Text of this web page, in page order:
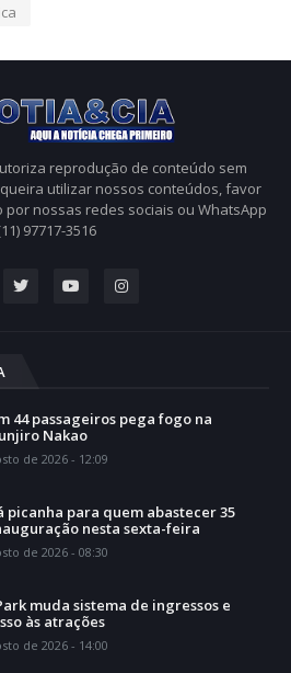
reprodução de conteúdo sem
utilizar nossos conteúdos, favor
nossas redes sociais ou WhatsApp
97717-3516
44 passageiros pega fogo na
Nakao
de 2026 - 12:09
picanha para quem abastecer 35
nesta sexta-feira
de 2026 - 08:30
muda sistema de ingressos e
às atrações
de 2026 - 14:00